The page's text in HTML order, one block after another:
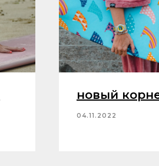
новый
04.11.2022